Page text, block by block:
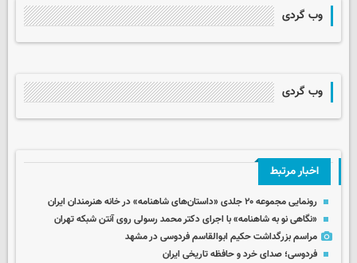
وب گردی
وب گردی
اخبار مرتبط
رونمایی مجموعه ۲۰ جلدی «داستان‌های شاهنامه» در خانه هنرمندان ایران
«نگاهی نو به شاهنامه» با اجرای دکتر محمد رسولی روی آنتن شبکه تهران
مراسم بزرگداشت حکیم ابوالقاسم فردوسی در مشهد
فردوسی؛ صدای خرد و حافظه تاریخی ایران